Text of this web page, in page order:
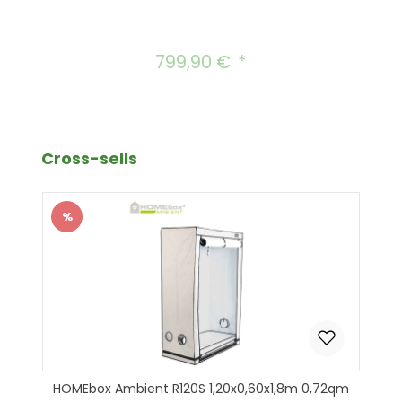
Regulärer Preis:
799,90 €
Produktgalerie überspringen
Cross-sells
Rabatt
%
HOMEbox Ambient R120S 1,20x0,60x1,8m 0,72qm